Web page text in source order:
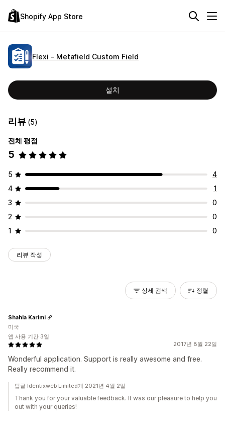
Shopify App Store
Flexi ‑ Metafield Custom Field
설치
리뷰 (5)
전체 평점
5
5
4
4
1
3
0
2
0
1
0
리뷰 작성
상세 검색 정렬
2017년 8월 22일
Wonderful application. Support is really awesome and free.
Really recommend it.
Shahla Karimi
미국
앱 사용 기간 3일
답글 Identixweb Limited개 2021년 4월 2일
Thank you for your valuable feedback. It was our pleasure to help you
out with your queries!